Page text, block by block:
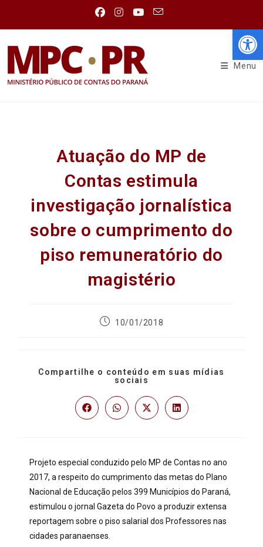
Menu
Atuação do MP de
Contas estimula
investigação jornalística
sobre o cumprimento do
piso remuneratório do
magistério
10/01/2018
Compartilhe o conteúdo em suas mídias
sociais
Projeto especial conduzido pelo MP de Contas no ano
2017, a respeito do cumprimento das metas do Plano
Nacional de Educação pelos 399 Municípios do Paraná,
estimulou o jornal Gazeta do Povo a produzir extensa
reportagem sobre o piso salarial dos Professores nas
cidades paranaenses.